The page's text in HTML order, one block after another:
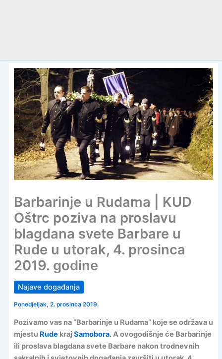
Barbarinje u Rudama | KUD
Oštrc poziva na proslavu
blagdana svete Barbare u
Rude u utorak, 4. prosinca
2019. godine
Najave događanja
Ponedjeljak, 2. prosinca 2019.
Pozivamo vas na “Barbarinje u Rudama” koje se održava u
mjestu Rude kraj Samobora. A ovogodišnje će Barbarinje
ili proslava blagdana svete Barbare nakon trodnevnih